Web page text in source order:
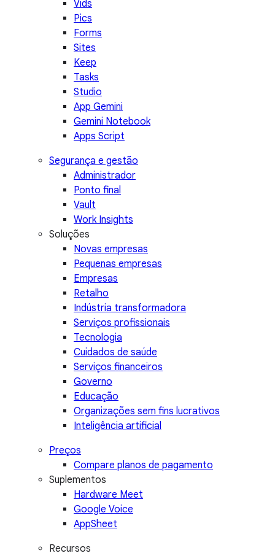
Vids
Pics
Forms
Sites
Keep
Tasks
Studio
App Gemini
Gemini Notebook
Apps Script
Segurança e gestão
Administrador
Ponto final
Vault
Work Insights
Soluções
Novas empresas
Pequenas empresas
Empresas
Retalho
Indústria transformadora
Serviços profissionais
Tecnologia
Cuidados de saúde
Serviços financeiros
Governo
Educação
Organizações sem fins lucrativos
Inteligência artificial
Preços
Compare planos de pagamento
Suplementos
Hardware Meet
Google Voice
AppSheet
Recursos